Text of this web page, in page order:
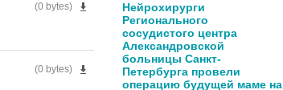
Нейрохирурги
Регионального
сосудистого центра
Александровской
больницы Санкт-
Петербурга провели
операцию будущей маме на
(0 bytes)
(0 bytes)